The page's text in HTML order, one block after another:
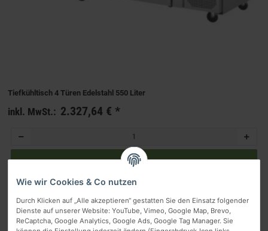
Tiefkühltisch 4 Türen Edelstahl 550 Liter
inkl. MwSt.: 2.327,64 €*
Artikel 1 - 9 von 9
Wie wir Cookies & Co nutzen
Durch Klicken auf „Alle akzeptieren“ gestatten Sie den Einsatz folgender
Dienste auf unserer Website: YouTube, Vimeo, Google Map, Brevo,
ReCaptcha, Google Analytics, Google Ads, Google Tag Manager. Sie